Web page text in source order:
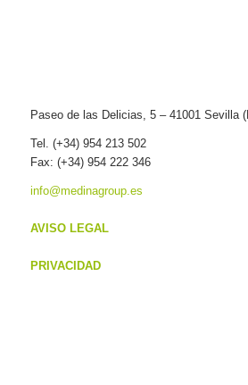
Paseo de las Delicias, 5 – 41001 Sevilla
Tel. (+34) 954 213 502
Fax: (+34) 954 222 346
info@medinagroup.es
AVISO LEGAL
PRIVACIDAD